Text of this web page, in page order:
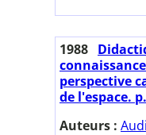
1988
perspective
de l'espace.
Auteurs :